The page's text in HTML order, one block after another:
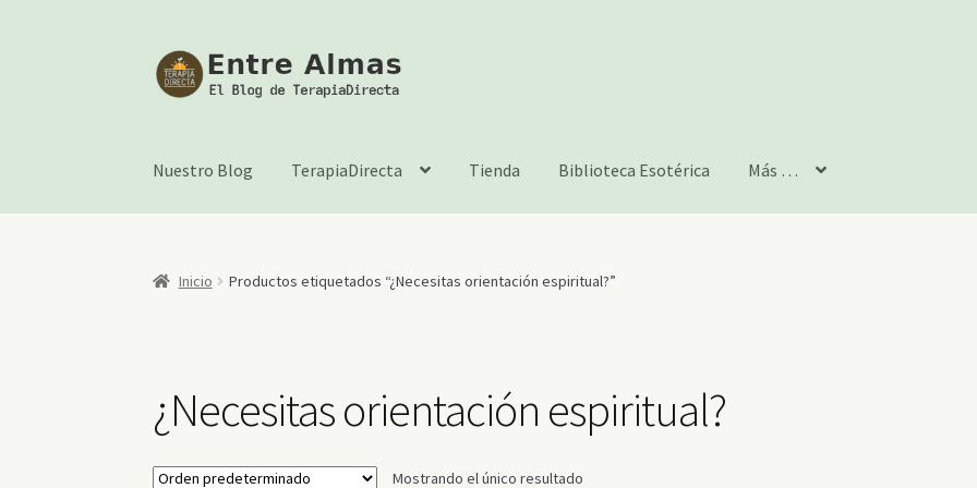
Ir
a
Ir
al
Nuestro Blog TerapiaDirecta Tienda Biblioteca Esotérica Más …
Inicio Productos etiquetados “¿Necesitas orientación espiritual?”
¿Necesitas orientación espiritual?
Mostrando el único resultado